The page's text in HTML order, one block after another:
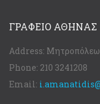
ΓΡΑΦΕΊΟ ΑΘΉΝΑΣ
Address:
Phone: 210 3241208
Email: